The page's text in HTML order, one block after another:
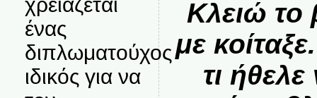
ένας
διπλωματούχος
ιδικός για να
Κλειώ το
με
τι